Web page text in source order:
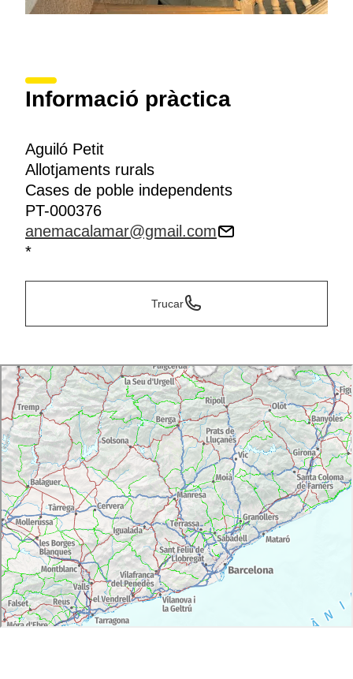
Informació pràctica
Aguiló Petit
Allotjaments rurals
Cases de poble independents
PT-000376
anemacalamar@gmail.com
*
Trucar